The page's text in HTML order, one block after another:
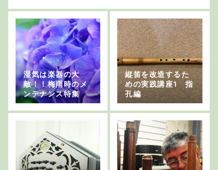
湿気は楽器の大
敵！！梅雨時のメ
ンテナンス特集
縦笛を改造するた
めの実践講座1 指
孔編